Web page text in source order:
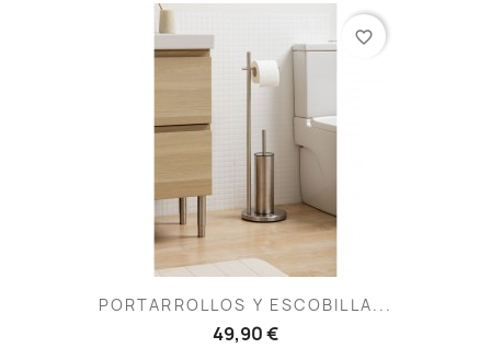
PORTARROLLOS Y ESCOBILLA...
49,90 €
favorite_border